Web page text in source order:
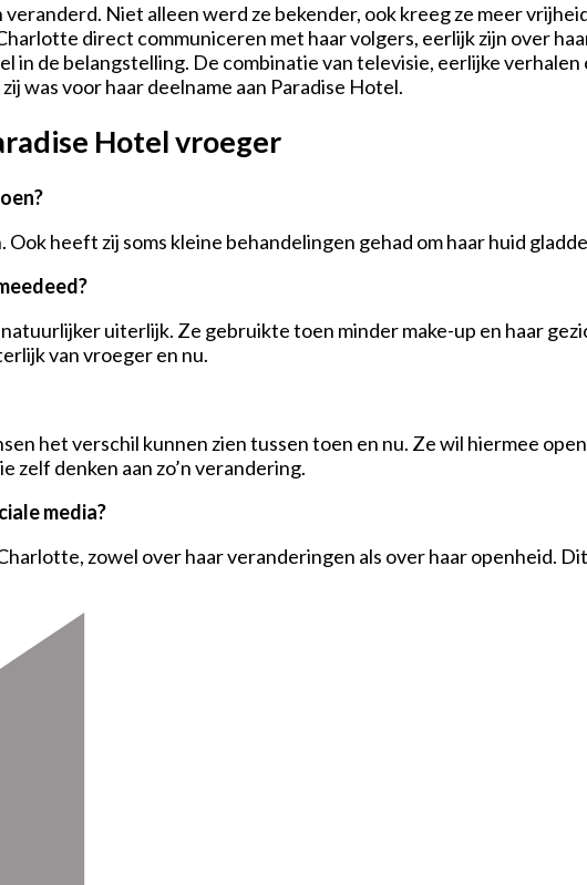
Niet alleen werd ze bekender, ook kreeg ze meer
direct communiceren met haar volgers, eerlijk zijn over
de belangstelling. De combinatie van televisie, eerlijke verhalen
was voor haar deelname aan Paradise Hotel.
Hotel vroeger
heeft zij soms kleine behandelingen gehad om haar huid
uiterlijk. Ze gebruikte toen minder make-up en haar
van vroeger en nu.
het verschil kunnen zien tussen toen en nu. Ze wil hiermee
zelf denken aan zo’n verandering.
media?
zowel over haar veranderingen als over haar openheid.